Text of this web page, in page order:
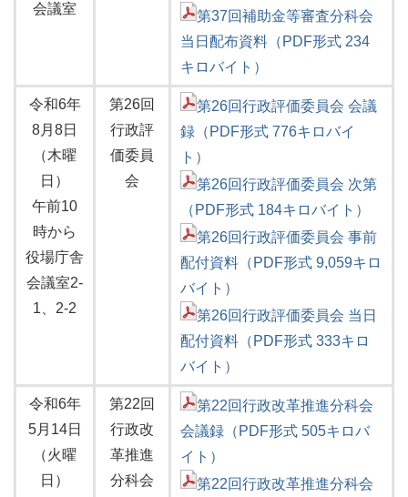
会議室
第37回補助金等審査分科会
当日配布資料（PDF形式 234
キロバイト）
令和6年
8月8日
（木曜
日）
午前10
時から
役場庁舎
会議室2-
1、2-2
第26回
行政評
価委員
会
第26回行政評価委員会 会議
録（PDF形式 776キロバイ
ト）
第26回行政評価委員会 次第
（PDF形式 184キロバイト）
第26回行政評価委員会 事前
配付資料（PDF形式 9,059キロ
バイト）
第26回行政評価委員会 当日
配付資料（PDF形式 333キロ
バイト）
令和6年
5月14日
（火曜
日）
第22回
行政改
革推進
分科会
第22回行政改革推進分科会
会議録（PDF形式 505キロバ
イト）
第22回行政改革推進分科会